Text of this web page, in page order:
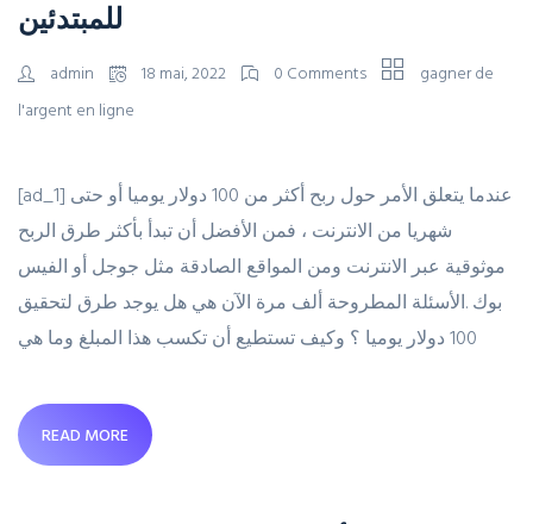
للمبتدئين
admin 18 mai, 2022 0 Comments
gagner de
l'argent en ligne
[ad_1] عندما يتعلق الأمر حول ربح أكثر من 100 دولار يوميا أو حتى
شهريا من الانترنت ، فمن الأفضل أن تبدأ بأكثر طرق الربح
موثوقية عبر الانترنت ومن المواقع الصادقة مثل جوجل أو الفيس
بوك .الأسئلة المطروحة ألف مرة الآن هي هل يوجد طرق لتحقيق
100 دولار يوميا ؟ وكيف تستطيع أن تكسب هذا المبلغ وما هي
READ MORE